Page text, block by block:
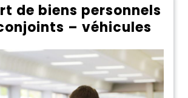
de biens personnels
– véhicules